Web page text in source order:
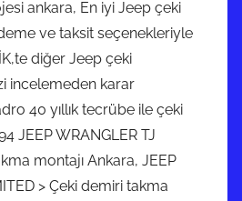
ankara, En iyi Jeep çeki
ve taksit seçenekleriyle
diğer Jeep çeki
incelemeden karar
40 yıllık tecrübe ile çeki
JEEP WRANGLER TJ
montajı Ankara, JEEP
> Çeki demiri takma